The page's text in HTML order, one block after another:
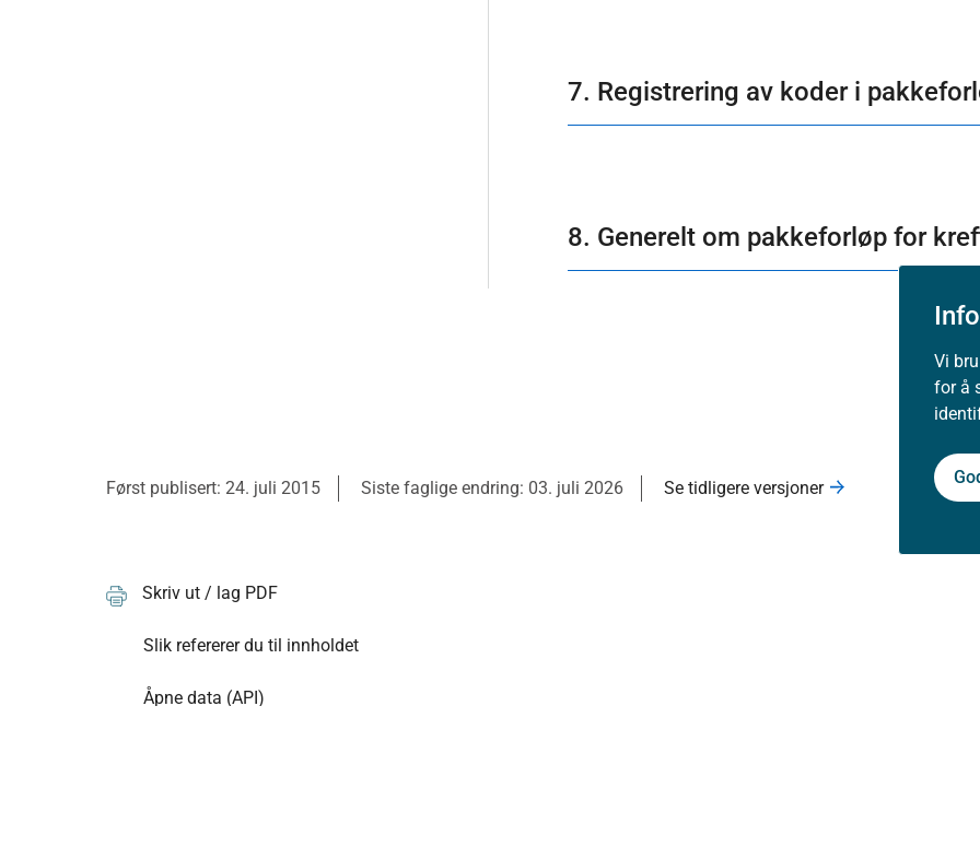
Vi
for å
7. Registrering av koder i
8. Generelt om pakkeforløp for
Først publisert: 24. juli 2015 Siste faglige endring: 03. juli 2026 Se tidligere versjoner
Skriv ut / lag PDF
Slik refererer du til innholdet
Åpne data (API)